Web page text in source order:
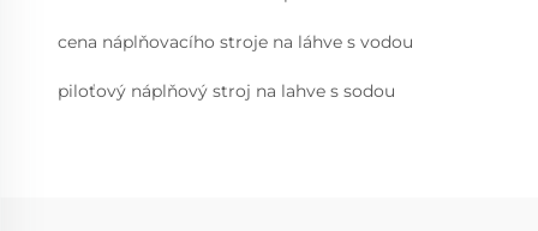
cena náplňovacího stroje na láhve s vodou
piloťový náplňový stroj na lahve s sodou